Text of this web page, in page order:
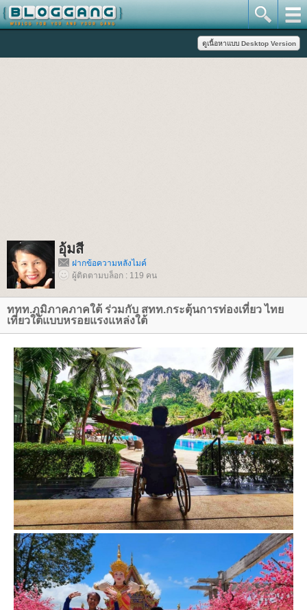
อุ้มสี
ฝากข้อความหลังไมค์
ผู้ติดตามบล็อก : 119 คน
ททท.ภูมิภาคภาคใต้ ร่วมกับ สทท.กระตุ้นการท่องเที่ยว ไท
เที่ยวใต้แบบหรอยแรงแหล่งใต้